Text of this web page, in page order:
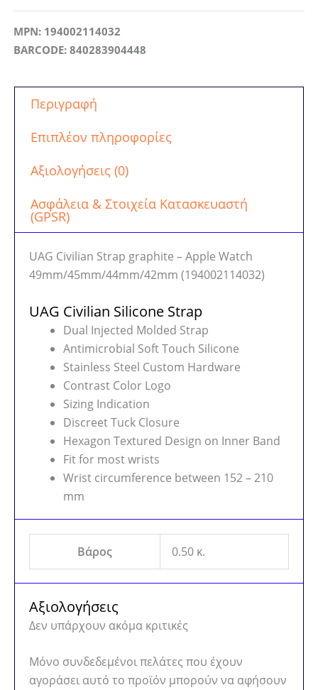
MPN: 194002114032
BARCODE: 840283904448
Περιγραφή
Επιπλέον πληροφορίες
Αξιολογήσεις (0)
Ασφάλεια & Στοιχεία Κατασκευαστή
(GPSR)
UAG Civilian Strap graphite – Apple Watch
49mm/45mm/44mm/42mm (194002114032)
UAG Civilian Silicone Strap
Dual Injected Molded Strap
Antimicrobial Soft Touch Silicone
Stainless Steel Custom Hardware
Contrast Color Logo
Sizing Indication
Discreet Tuck Closure
Hexagon Textured Design on Inner Band
Fit for most wrists
Wrist circumference between 152 – 210
mm
Βάρος 0.50 κ.
Αξιολογήσεις
Δεν υπάρχουν ακόμα κριτικές
Μόνο συνδεδεμένοι πελάτες που έχουν
αγοράσει αυτό το προϊόν μπορούν να αφήσουν